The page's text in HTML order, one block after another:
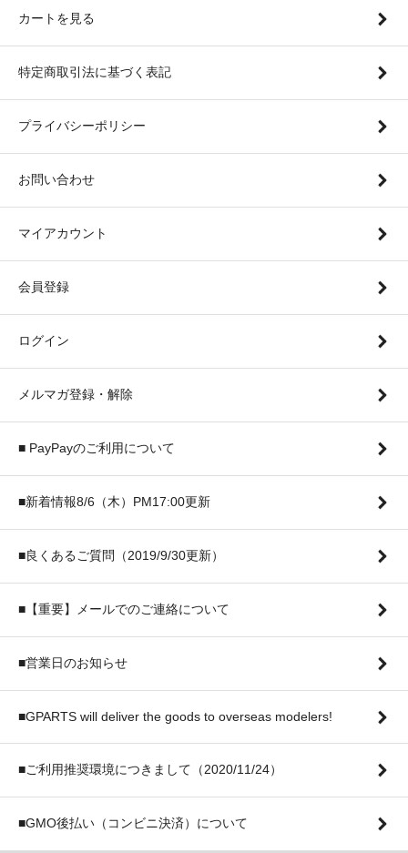
カートを見る
特定商取引法に基づく表記
プライバシーポリシー
お問い合わせ
マイアカウント
会員登録
ログイン
メルマガ登録・解除
■ PayPayのご利用について
■新着情報8/6（木）PM17:00更新
■良くあるご質問（2019/9/30更新）
■【重要】メールでのご連絡について
■営業日のお知らせ
■GPARTS will deliver the goods to overseas modelers!
■ご利用推奨環境につきまして（2020/11/24）
■GMO後払い（コンビニ決済）について